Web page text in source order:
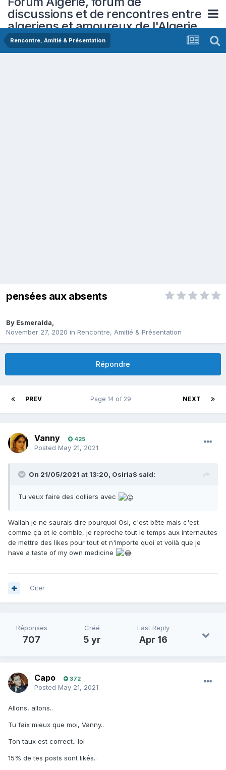
discussions et de rencontres entre
algeriens et amoureux de l'Algerie
Rencontre, Amitié & Présentation
pensées aux absents
By Esmeralda,
November 27, 2020 in Rencontre, Amitié & Présentation
Répondre
PREV NEXT
Page 14 of 29
Vanny 425
Posted May 21, 2021
On 21/05/2021 at 13:20, OsiriaS said:
Tu veux faire des colliers avec
Wallah je ne saurais dire pourquoi Osi, c'est bête mais c'est
comme ça et le comble, je reproche tout le temps aux internautes
de mettre des likes pour tout et n'importe quoi et voilà que je
have a taste of my own medicine
Citer
Réponses
707
Créé
5 yr
Last Reply
Apr 16
Capo 372
Posted May 21, 2021
Allons, allons..
Tu faix mieux que moi, Vanny..
Ton taux est correct.. lol
15% de tes posts sont likés..